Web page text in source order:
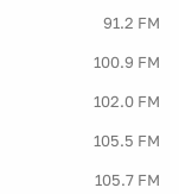
91.2 FM
100.9 FM
102.0 FM
105.5 FM
105.7 FM